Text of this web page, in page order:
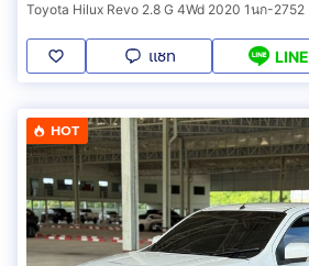
Toyota Hilux Revo 2.8 G 4Wd 2020 1นก-2752
แชท LINE
HOT